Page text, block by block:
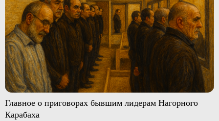
Главное о приговорах бывшим лидерам Нагорного
Карабаха